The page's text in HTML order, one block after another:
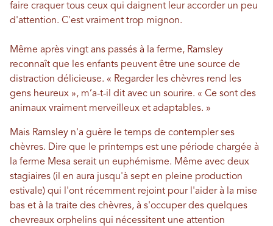
faire craquer tous ceux qui daignent leur accorder un peu
d'attention. C'est vraiment trop mignon.
Même après vingt ans passés à la ferme, Ramsley
reconnaît que les enfants peuvent être une source de
distraction délicieuse. « Regarder les chèvres rend les
gens heureux », m’a-t-il dit avec un sourire. « Ce sont des
animaux vraiment merveilleux et adaptables. »
Mais Ramsley n'a guère le temps de contempler ses
chèvres. Dire que le printemps est une période chargée à
la ferme Mesa serait un euphémisme. Même avec deux
stagiaires (il en aura jusqu'à sept en pleine production
estivale) qui l'ont récemment rejoint pour l'aider à la mise
bas et à la traite des chèvres, à s'occuper des quelques
chevreaux orphelins qui nécessitent une attention